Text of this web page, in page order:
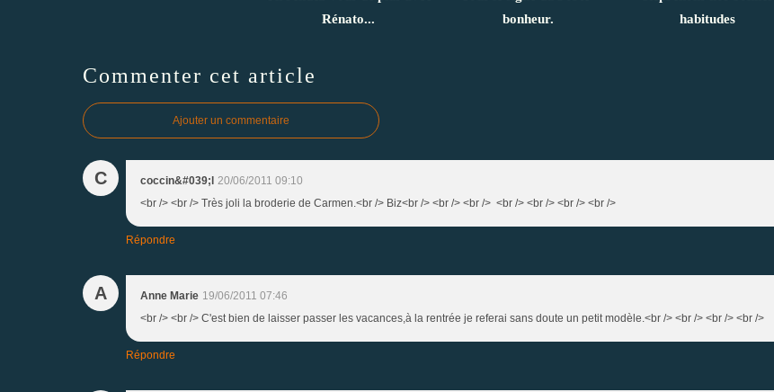
Rénato...
bonheur.
habitudes
Commenter cet article
Ajouter un commentaire
C coccin&#039;l 20/06/2011 09:10
<br /> <br /> Très joli la broderie de Carmen.<br /> Biz<br /> <br /> <br /> <br /> <br /> <br /> <br />
Répondre
A Anne Marie 19/06/2011 07:46
<br /> <br /> C'est bien de laisser passer les vacances,à la rentrée je referai sans doute un petit modèle.<br /> <br /> <br /> <br />
Répondre